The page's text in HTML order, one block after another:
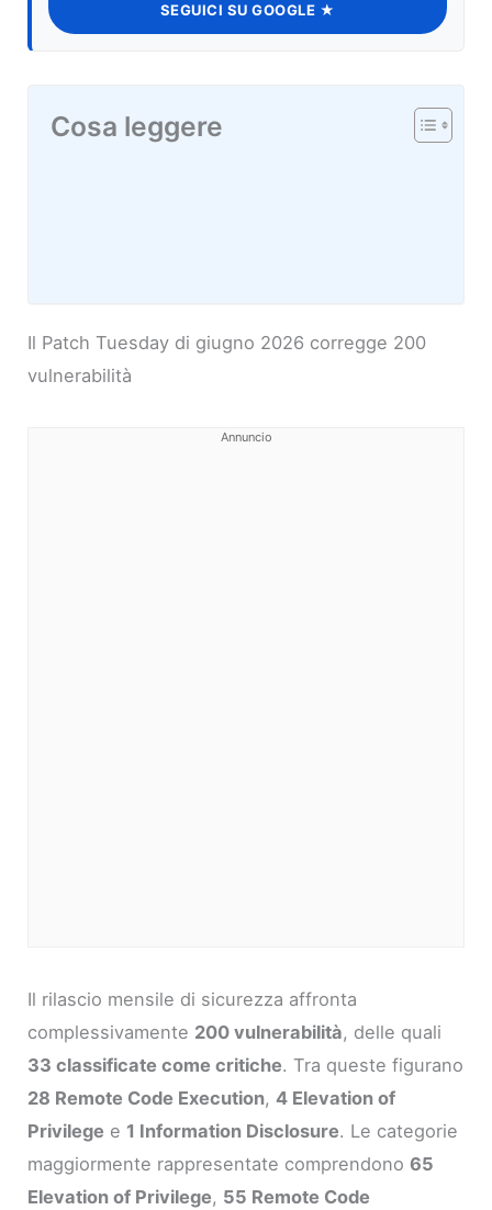
SEGUICI SU GOOGLE ★
Cosa leggere
Il Patch Tuesday di giugno 2026 corregge 200
vulnerabilità
Annuncio
Il rilascio mensile di sicurezza affronta
complessivamente 200 vulnerabilità, delle quali
33 classificate come critiche. Tra queste figurano
28 Remote Code Execution,4 Elevation of
Privilege e 1 Information Disclosure. Le categorie
maggiormente rappresentate comprendono65
Elevation of Privilege, 55 Remote Code